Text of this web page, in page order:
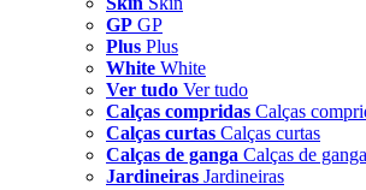
GP GP
Plus Plus
White White
Ver tudo Ver tudo
Calças compridas Calças
Calças curtas Calças curtas
Calças de ganga Calças de ganga
Jardineiras Jardineiras